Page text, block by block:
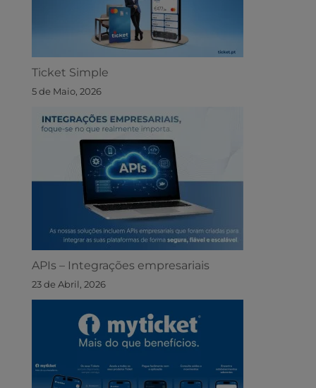
Ticket Simple
5 de Maio, 2026
APIs – Integrações empresariais
23 de Abril, 2026